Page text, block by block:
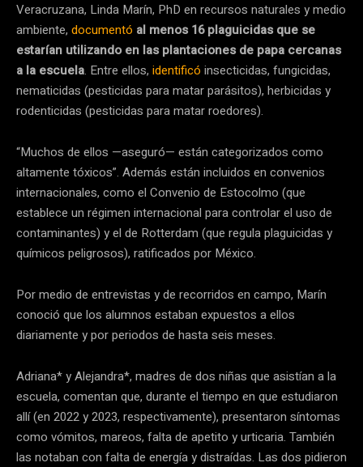
Veracruzana, Linda Marín, PhD en recursos naturales y medio
ambiente, documentó al menos 16 plaguicidas que se
estarían utilizando en las plantaciones de papa cercanas
a la escuela. Entre ellos, identificó insecticidas, fungicidas,
nematicidas (pesticidas para matar parásitos), herbicidas y
rodenticidas (pesticidas para matar roedores).
“Muchos de ellos —aseguró— están categorizados como
altamente tóxicos”. Además están incluidos en convenios
internacionales, como el Convenio de Estocolmo (que
establece un régimen internacional para controlar el uso de
contaminantes) y el de Rotterdam (que regula plaguicidas y
químicos peligrosos), ratificados por México.
Por medio de entrevistas y de recorridos en campo, Marín
conoció que los alumnos estaban expuestos a ellos
diariamente y por periodos de hasta seis meses.
Adriana* y Alejandra*, madres de dos niñas que asistían a la
escuela, comentan que, durante el tiempo en que estudiaron
allí (en 2022 y 2023, respectivamente), presentaron síntomas
como vómitos, mareos, falta de apetito y urticaria. También
las notaban con falta de energía y distraídas. Las dos pidieron